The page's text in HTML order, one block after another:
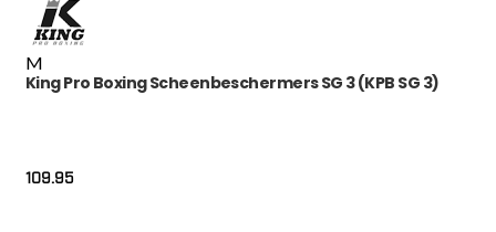
M
King Pro Boxing Scheenbeschermers SG 3 (KPB SG 3)
109.95